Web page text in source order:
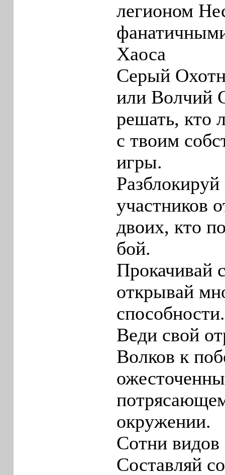
легионом
Хаоса
Серый
или Волчий
решать, кто
с твоим
игры.
участников
двоих, кто
бой.
Прокачивай
открывай
способности.
Веди свой
Волков к
окружении.
Сотни
Составляй